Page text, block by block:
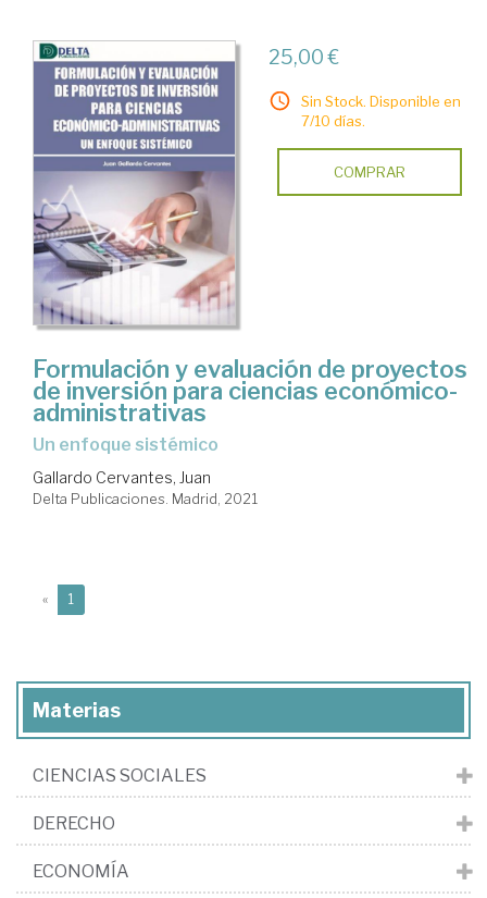
25,00 €
Sin Stock. Disponible en
7/10 días.
COMPRAR
Formulación y evaluación de proyectos
de inversión para ciencias económico-
administrativas
un enfoque sistémico
Gallardo Cervantes, Juan
Delta Publicaciones. Madrid, 2021
« 1
Materias
CIENCIAS SOCIALES
DERECHO
ECONOMÍA